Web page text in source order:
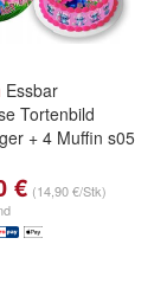
Essbar
Tortenbild
+ 4 Muffin s05
€ (14,90 €/Stk)